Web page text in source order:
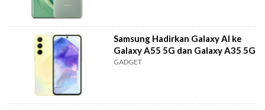
Samsung Hadirkan Galaxy AI ke
Galaxy A55 5G dan Galaxy A35 5G
GADGET